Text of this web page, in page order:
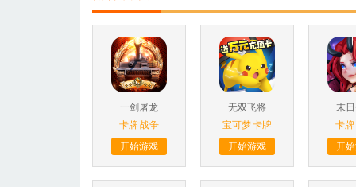
一剑屠龙
卡牌战争
开始游戏
无双飞将
宝可梦卡牌
开始游戏
末
卡牌
开